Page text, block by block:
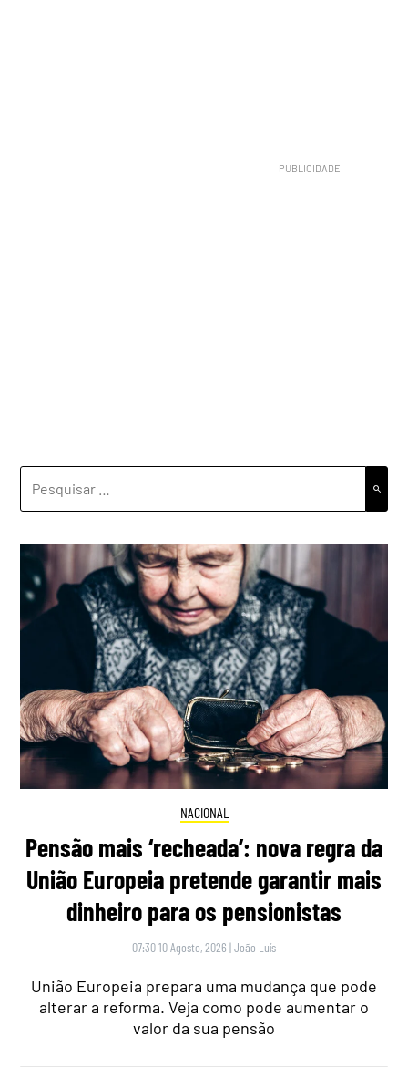
POR:
NACIONAL
Pensão mais ‘recheada’: nova regra da
União Europeia pretende garantir mais
dinheiro para os pensionistas
07:30 10 Agosto, 2026 |João Luís
União Europeia prepara uma mudança que pode
alterar a reforma. Veja como pode aumentar o
valor da sua pensão